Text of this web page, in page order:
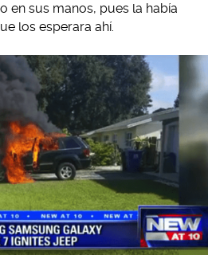
en sus manos, pues la había
los esperara ahí.